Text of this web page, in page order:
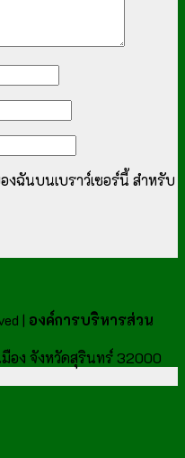
งฉันบนเบราว์เซอร์นี้ สำหรับ
| องค์การบริหารส่วน
มือง จังหวัดสุรินทร์ 32000